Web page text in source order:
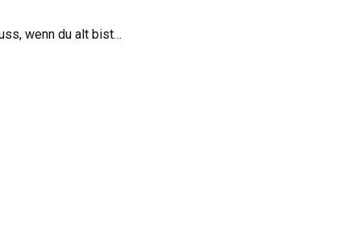
wenn du alt bist…